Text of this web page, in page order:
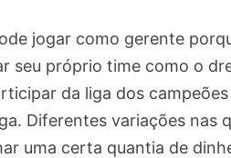
jogar como gerente
seu próprio time como o
da liga dos campeões
Diferentes variações nas
uma certa quantia de